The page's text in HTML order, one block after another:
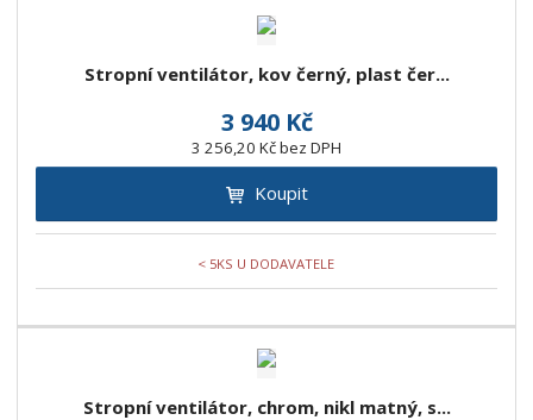
Stropní ventilátor, kov černý, plast čer...
3 940 Kč
3 256,20 Kč bez DPH
Koupit
< 5KS U DODAVATELE
Stropní ventilátor, chrom, nikl matný, s...